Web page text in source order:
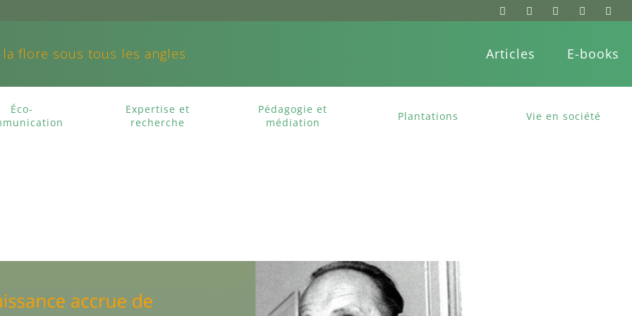
flore sous tous les angles Articles E-books
Éco-
Expertise et
recherche
Pédagogie et
médiation
Plantations Vie en société